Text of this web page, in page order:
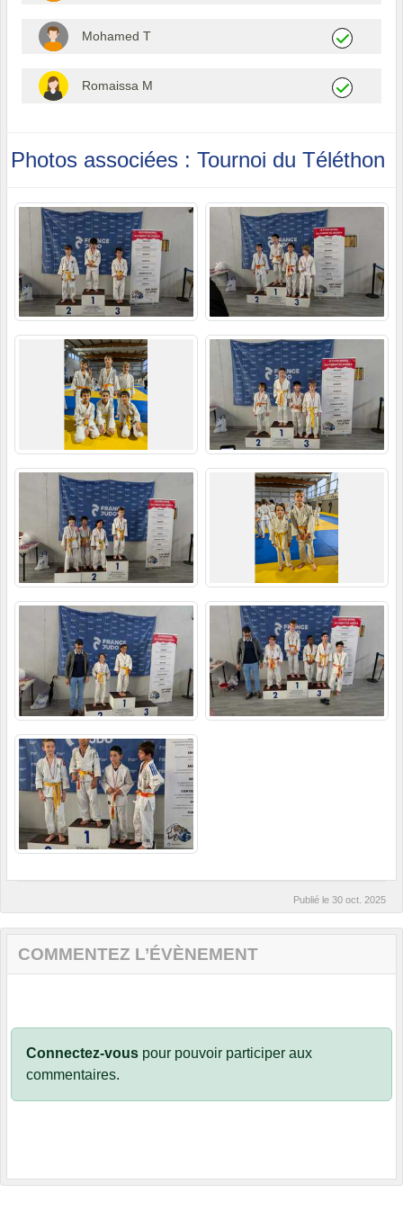
Mohamed T
Romaissa M
Photos associées : Tournoi du Téléthon
Publié le 30 oct. 2025
COMMENTEZ L’ÉVÈNEMENT
Connectez-vous pour pouvoir participer aux
commentaires.